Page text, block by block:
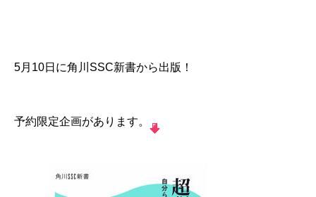
5月10日に角川SSC新書から出版！
予約限定企画があります。